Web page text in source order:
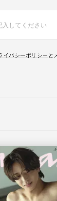
イバシーポリシー と